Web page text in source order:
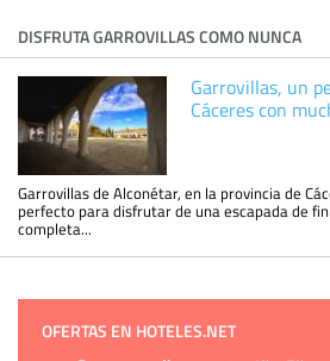
DISFRUTA GARROVILLAS COMO NUNCA
Garrovillas, un
Cáceres con
Garrovillas de Alconétar, en la provincia de
perfecto para disfrutar de una escapada de
completa...
OFERTAS EN HOTELES.NET